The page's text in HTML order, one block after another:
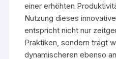
einer erhöhten
Nutzung dieses
entspricht nicht nur
Praktiken, sondern trägt
dynamischeren ebenso